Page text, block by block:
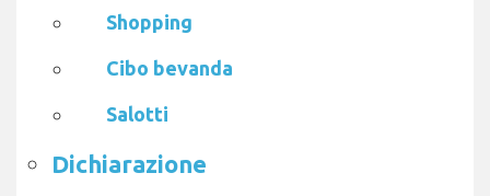
Shopping
Cibo bevanda
Salotti
Dichiarazione